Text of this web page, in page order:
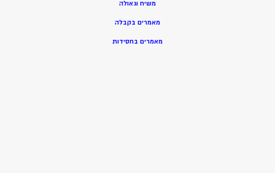
משיח וגאולה
מאמרים בקבלה
מאמרים בחסידות